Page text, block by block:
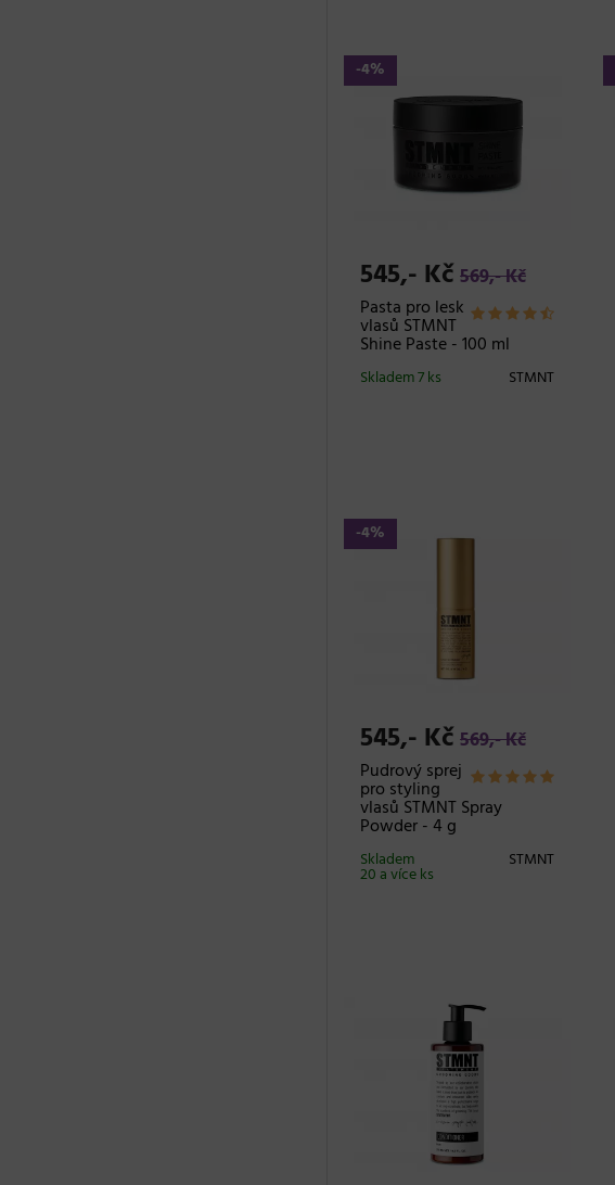
-4%
545,- Kč 569,- Kč
Pasta pro lesk
vlasů STMNT
Shine Paste - 100 ml
STMNT
Skladem 7 ks
-4%
545,- Kč 569,- Kč
Pudrový sprej
pro styling
vlasů STMNT Spray
Powder - 4 g
STMNT
Skladem
20 a více ks